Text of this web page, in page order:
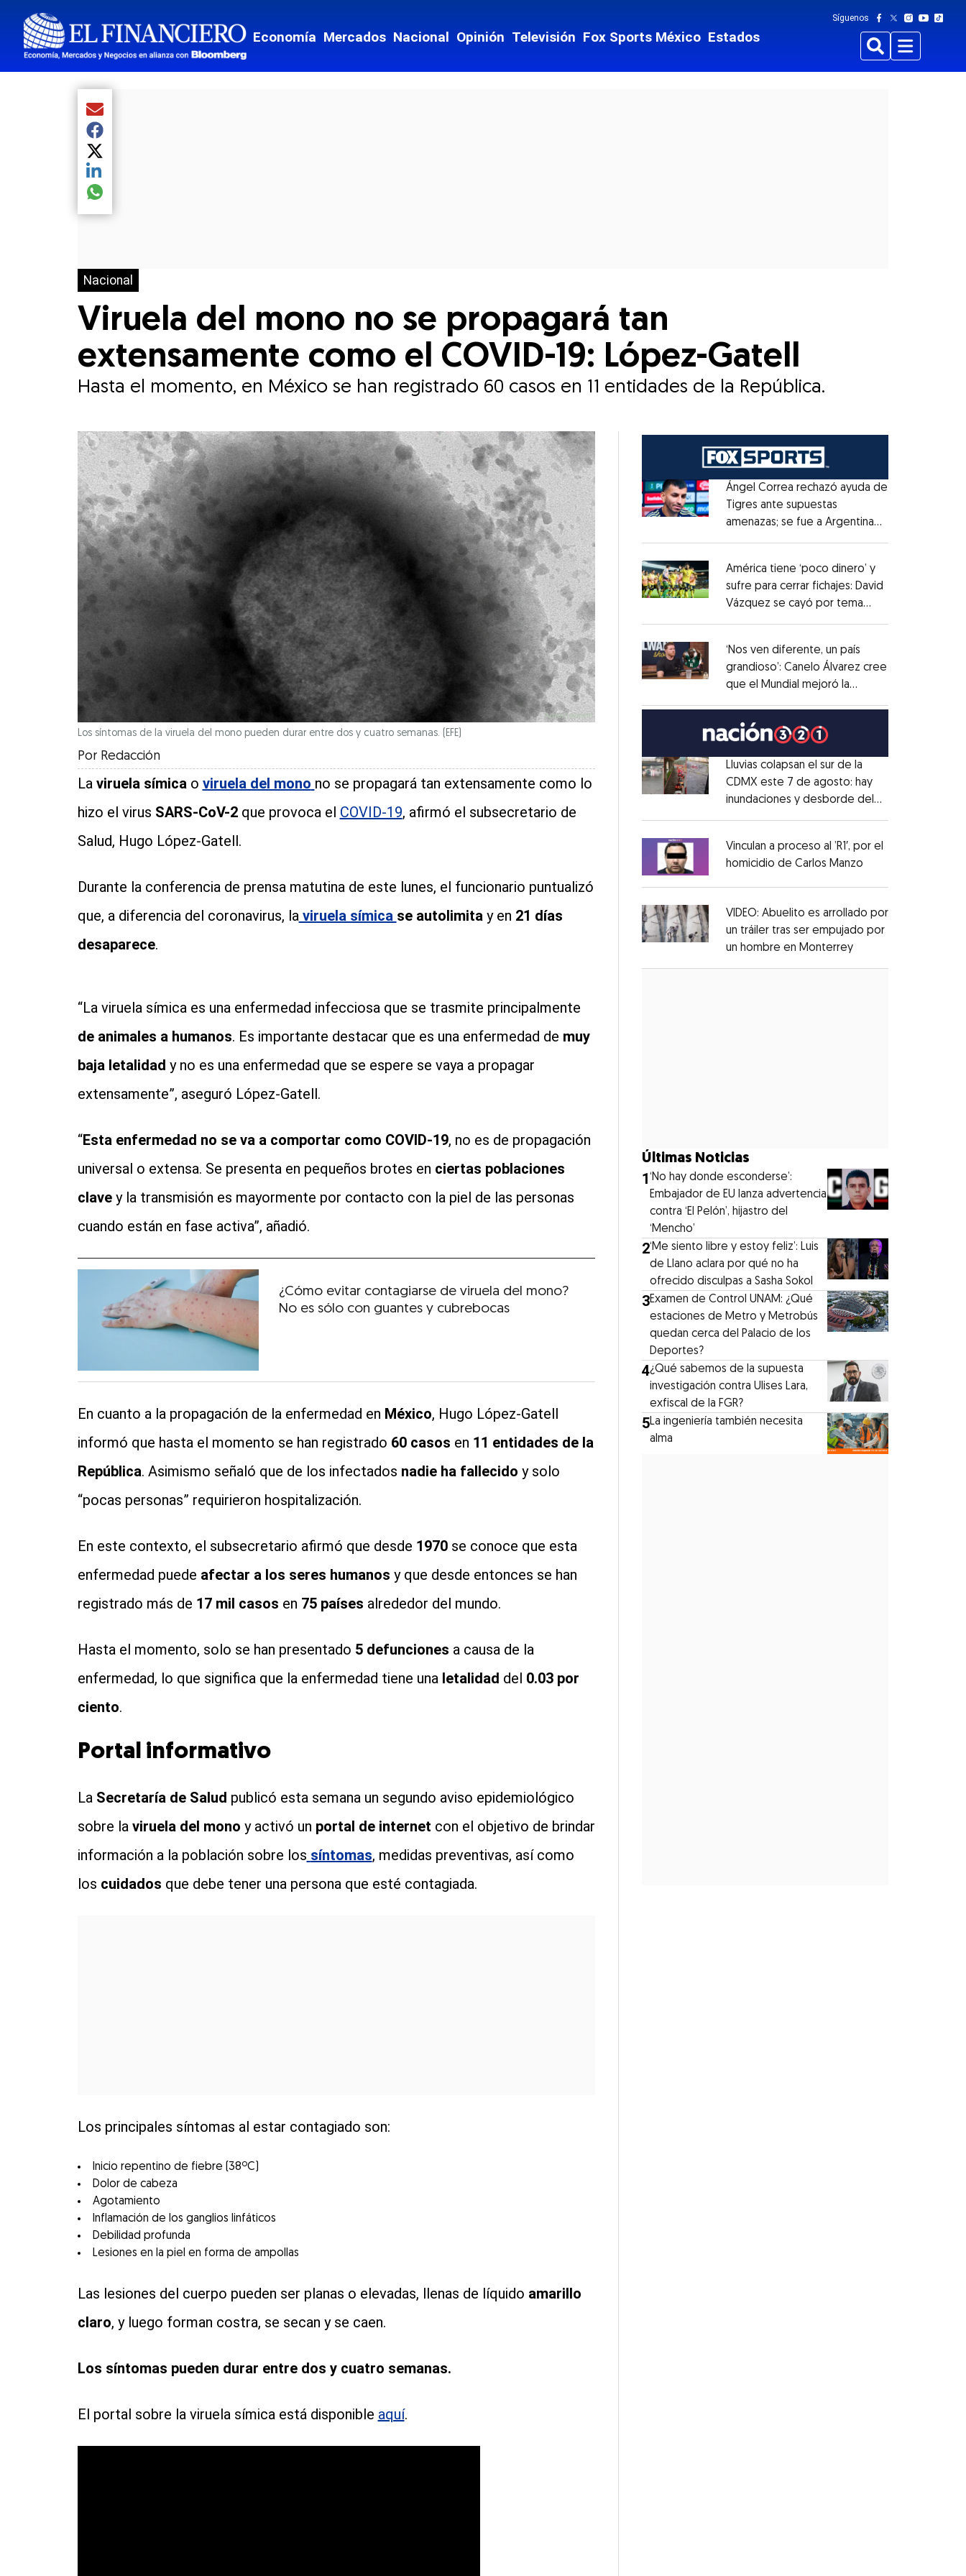
Economía Mercados Nacional Opinión Televisión Fox Sports México Estados
Síguenos
BuscarMenu
Nacional
Viruela del mono no se propagará tan
extensamente como el COVID-19: López-Gatell
Hasta el momento, en México se han registrado 60 casos en 11 entidades de la República.
Compartir el artículo actual mediante Email
Compartir el artículo actual mediante Facebook
Compartir el artículo actual mediante Twitter
Compartir el artículo actual mediante LinkedIn
Compartir el artículo actual mediante global.social-whatsapp
Los síntomas de la viruela del mono pueden durar entre dos y cuatro semanas. (EFE)
Por Redacción
La viruela símicao viruela del mono no se propagará tan extensamente como lo
hizo el virus SARS-CoV-2que provoca el COVID-19, afirmó el subsecretario de
Salud, Hugo López-Gatell.
Durante la conferencia de prensa matutina de este lunes, el funcionario puntualizó
que, a diferencia del coronavirus, laviruela símica se autolimitay en 21 días
desaparece.
“La viruela símica es una enfermedad infecciosa que se trasmite principalmente
de animales a humanos. Es importante destacar que es una enfermedad de muy
baja letalidad y no es una enfermedad que se espere se vaya a propagar
extensamente”, aseguró López-Gatell.
“Esta enfermedad no se va a comportar como COVID-19, no es de propagación
universal o extensa. Se presenta en pequeños brotes en ciertas poblaciones
clavey la transmisión es mayormente por contacto con la piel de las personas
cuando están en fase activa”, añadió.
¿Cómo evitar contagiarse de viruela del mono?
No es sólo con guantes y cubrebocas
En cuanto a la propagación de la enfermedad en México, Hugo López-Gatell
informó que hasta el momento se han registrado 60 casos en 11 entidades de la
República. Asimismo señaló que de los infectados nadie ha fallecido y solo
“pocas personas” requirieron hospitalización.
En este contexto, el subsecretario afirmó que desde 1970 se conoce que esta
enfermedad puede afectar a los seres humanos y que desde entonces se han
registrado más de 17 mil casos en 75 países alrededor del mundo.
Hasta el momento, solo se han presentado 5 defunciones a causa de la
enfermedad, lo que significa que la enfermedad tiene una letalidad del 0.03 por
ciento.
Portal informativo
LaSecretaría de Salud publicó esta semana un segundo aviso epidemiológico
sobre laviruela del mono y activó un portal de internet con el objetivo de brindar
información a la población sobre los síntomas, medidas preventivas, así como
los cuidados que debe tener una persona que esté contagiada.
Los principales síntomas al estar contagiado son:
Inicio repentino de fiebre (38ºC)
Dolor de cabeza
Agotamiento
Inflamación de los ganglios linfáticos
Debilidad profunda
Lesiones en la piel en forma de ampollas
Las lesiones del cuerpo pueden ser planas o elevadas, llenas de líquido amarillo
claro, y luego forman costra, se secan y se caen.
Los síntomas pueden durar entre dos y cuatro semanas.
El portal sobre la viruela símica está disponible aquí.
Opens in new window
Ángel Correa rechazó ayuda de
Tigres ante supuestas
amenazas; se fue a Argentina
Opens in new window
América tiene ‘poco dinero’ y
sufre para cerrar fichajes: David
Vázquez se cayó por tema
Opens in new window
‘Nos ven diferente, un país
grandioso’: Canelo Álvarez cree
que el Mundial mejoró la
Opens in new window
Lluvias colapsan el sur de la
CDMX este 7 de agosto: hay
inundaciones y desborde del
Opens in new window
Vinculan a proceso al ’R1′, por el
homicidio de Carlos Manzo
Opens in new window
VIDEO: Abuelito es arrollado por
un tráiler tras ser empujado por
un hombre en MonterreyOpens in new
Últimas Noticias
1‘No hay donde esconderse’:
Embajador de EU lanza advertencia
contra ‘El Pelón’, hijastro del
‘Mencho’
2‘Me siento libre y estoy feliz’: Luis
de Llano aclara por qué no ha
ofrecido disculpas a Sasha Sokol
3Examen de Control UNAM: ¿Qué
estaciones de Metro y Metrobús
quedan cerca del Palacio de los
Deportes?
4¿Qué sabemos de la supuesta
investigación contra Ulises Lara,
exfiscal de la FGR?
5La ingeniería también necesita
alma